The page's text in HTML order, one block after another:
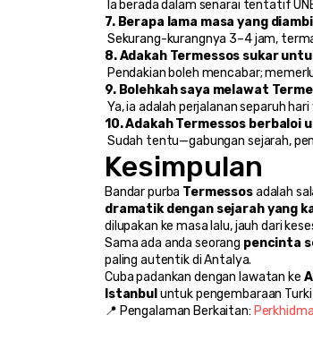
Ia berada dalam senarai tentatif
7. Berapa lama masa yang
Sekurang-kurangnya 3–4 jam,
8. Adakah Termessos sukar
Pendakian boleh mencabar;
9. Bolehkah saya melawat
Ya, ia adalah perjalanan separuh
10. Adakah Termessos berbaloi
Sudah tentu—gabungan sejarah,
Kesimpulan
Bandar purba Termessos adalah
dramatik dengan sejarah yang
dilupakan ke masa lalu, jauh dari
Sama ada anda seorang pencinta
paling autentik di Antalya.
Cuba padankan dengan lawatan ke
Istanbul untuk pengembaraan
📍 Pengalaman Berkaitan: